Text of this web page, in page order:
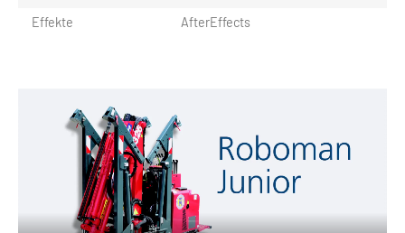
Effekte
AfterEffects